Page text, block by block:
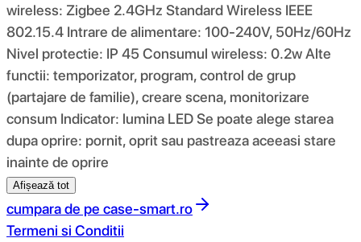
wireless: Zigbee 2.4GHz Standard Wireless IEEE
802.15.4 Intrare de alimentare: 100-240V, 50Hz/60Hz
Nivel protectie: IP 45 Consumul wireless: 0.2w Alte
functii: temporizator, program, control de grup
(partajare de familie), creare scena, monitorizare
consum Indicator: lumina LED Se poate alege starea
dupa oprire: pornit, oprit sau pastreaza aceeasi stare
inainte de oprire
Afișează tot
cumpara de pe case-smart.ro
Termeni si Conditii